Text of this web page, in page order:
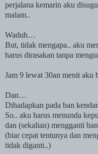
perjalana kemarin aku
malam..
Waduh…
But, tidak mengapa.. aku
harus dirasakan tanpa
Jam 9 lewat 30an menit aku
Dan…
Dihadapkan pada ban
So.. aku harus menunda
dan (sekalian) mengganti
(biar cepat tentunya dan
tidak diganti..)